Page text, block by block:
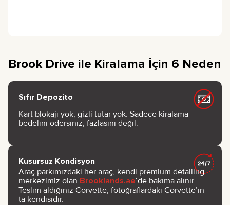
Brook Drive ile Kiralama İçin 6 Neden
Sıfır Depozito
Kart blokajı yok, gizli tutar yok. Sadece kiralama
bedelini ödersiniz, fazlasını değil.
Kusursuz Kondisyon
Araç parkımızdaki her araç, kendi premium detailing
merkezimiz olan Brooklands.ae‘de bakıma alınır.
Teslim aldığınız Corvette, fotoğraflardaki Corvette’in
ta kendisidir.